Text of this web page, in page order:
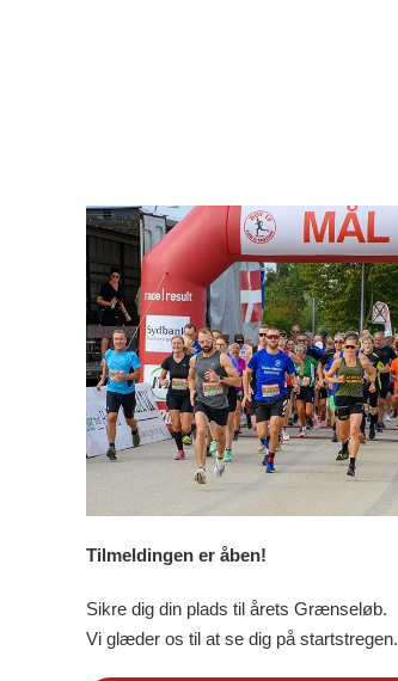
Tilmeldingen er åben!
Sikre dig din plads til årets Grænseløb.
Vi glæder os til at se dig på startstregen.